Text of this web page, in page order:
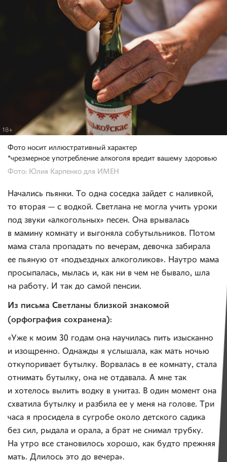
Фото носит иллюстративный характер
*чрезмерное употребление алкоголя вредит вашему здоровью
Фото: Юлия Карпенко для ИМЕН
Начались пьянки. То одна соседка зайдет с наливкой,
то вторая — с водкой. Светлана не могла учить уроки
под звуки «алкогольных» песен. Она врывалась
в мамину комнату и выгоняла собутыльников. Потом
мама стала пропадать по вечерам, девочка забирала
ее пьяную от «подъездных алкоголиков». Наутро мама
просыпалась, мылась и, как ни в чем не бывало, шла
на работу. И так до самой пенсии.
Из письма Светланы близкой знакомой
(орфография сохранена):
«Уже к моим 30 годам она научилась пить изысканно
и изощренно. Однажды я услышала, как мать ночью
откупоривает бутылку. Ворвалась в ее комнату, стала
отнимать бутылку, она не отдавала. А мне так
и хотелось вылить водку в унитаз. В один момент она
схватила бутылку и разбила ее у меня на голове. Три
часа я просидела в сугробе около детского садика
без сил, рыдала и орала, а брат не снимал трубку.
На утро все становилось хорошо, как будто прежняя
мать. Длилось это до вечера».